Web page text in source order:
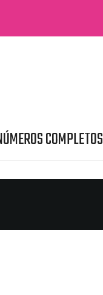
COMPLETOS